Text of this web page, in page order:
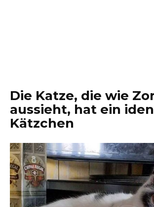
Die Katze, die wie
aussieht, hat ein
Kätzchen